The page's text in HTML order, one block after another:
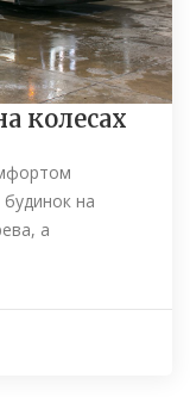
колесах
будинок на
а